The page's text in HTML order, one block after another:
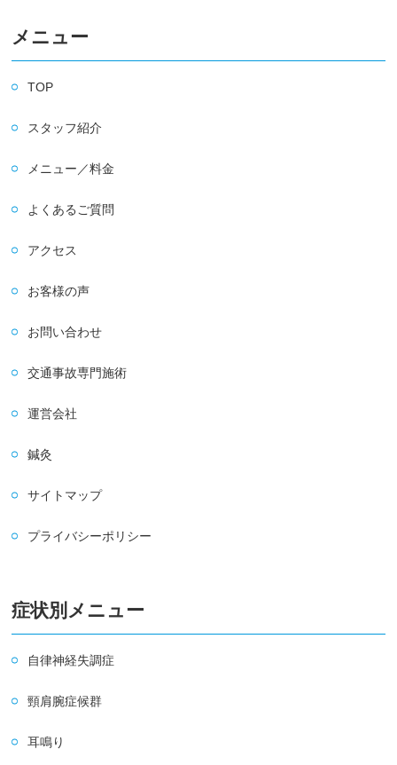
メニュー
TOP
スタッフ紹介
メニュー／料金
よくあるご質問
アクセス
お客様の声
お問い合わせ
交通事故専門施術
運営会社
鍼灸
サイトマップ
プライバシーポリシー
症状別メニュー
自律神経失調症
頸肩腕症候群
耳鳴り